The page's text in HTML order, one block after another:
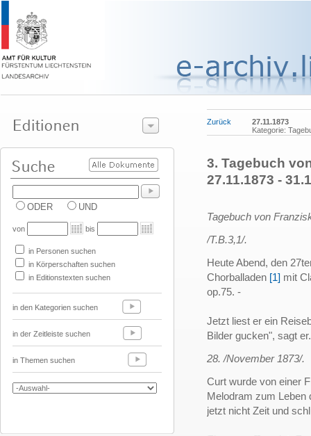
ODER UND
von bis
in Personen suchen
in Körperschaften suchen
in Editionstexten suchen
in den Kategorien suchen
in der Zeitleiste suchen
in Themen suchen
Zurück
27.11.1873
Kategorie:
3. Tagebuch
27.11.1873 -
Tagebuch von
/T.B.3,1/.
Heute Abend, den
Chorballaden [1] mit
op.75. -
Jetzt liest er ein
Bilder gucken", sagt er.
28. /November 1873/.
Curt wurde von einer
Melodram zum Leben
jetzt nicht Zeit und